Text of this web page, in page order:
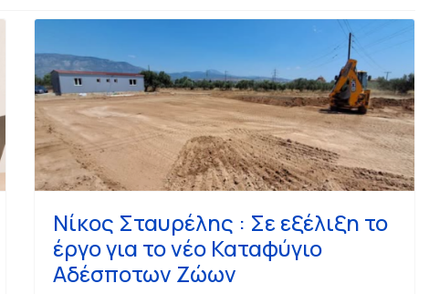
Νίκος Σταυρέλης : Σε εξέλιξη το
έργο για το νέο Καταφύγιο
Αδέσποτων Ζώων